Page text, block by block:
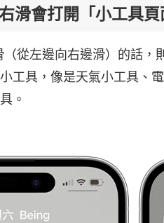
滑會打開「小工具頁
從左邊向右邊滑）的話，
工具，像是天氣小工具、
。